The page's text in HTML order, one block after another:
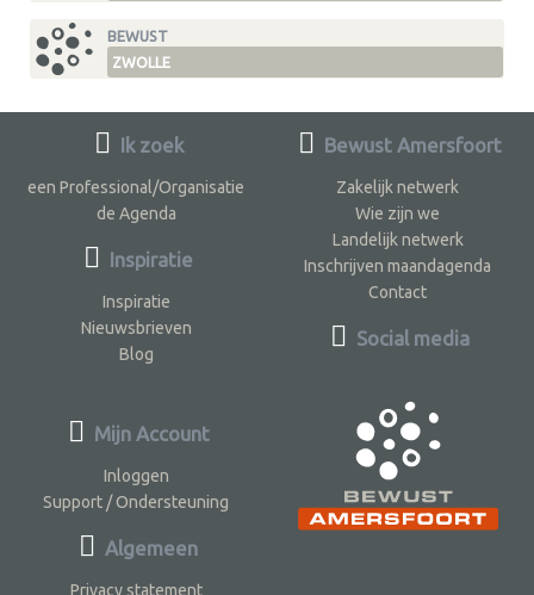
BEWUST
ZWOLLE
Ik zoek
een Professional/Organisatie
de Agenda
Inspiratie
Inspiratie
Nieuwsbrieven
Blog
Bewust Amersfoort
Zakelijk netwerk
Wie zijn we
Landelijk netwerk
Inschrijven maandagenda
Contact
Social media
Mijn Account
Inloggen
Support / Ondersteuning
Algemeen
Privacy statement